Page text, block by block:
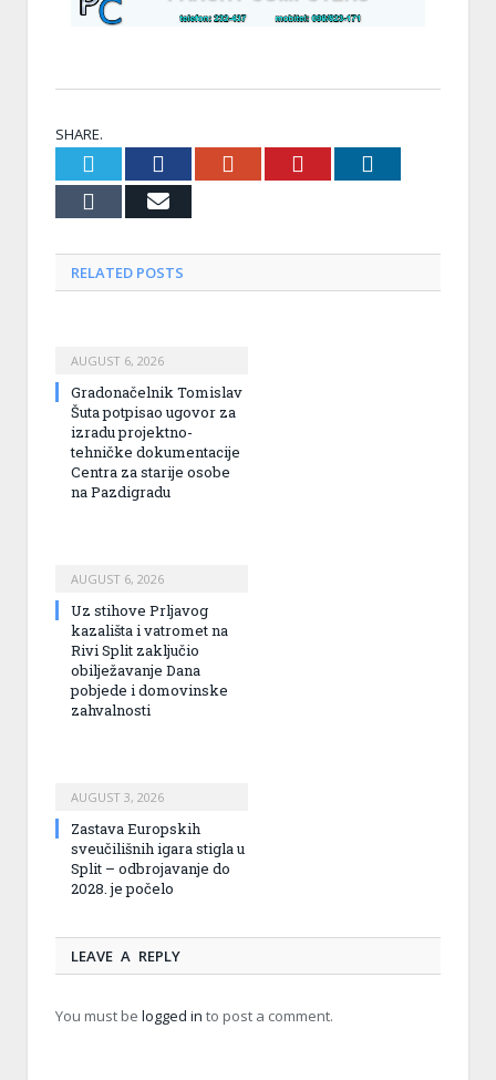
SHARE.
TwitterFacebookGoogle+Pinterest
TumblrEmail
RELATED POSTS
AUGUST 6, 2026
Gradonačelnik Tomislav
Šuta potpisao ugovor za
izradu projektno-
tehničke dokumentacije
Centra za starije osobe
na Pazdigradu
AUGUST 6, 2026
Uz stihove Prljavog
kazališta i vatromet na
Rivi Split zaključio
obilježavanje Dana
pobjede i domovinske
zahvalnosti
AUGUST 3, 2026
Zastava Europskih
sveučilišnih igara stigla u
Split – odbrojavanje do
2028. je počelo
LEAVE A REPLY
You must be logged in to post a comment.